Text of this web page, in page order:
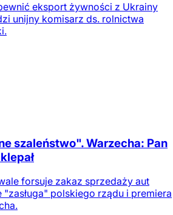
eksport żywności z Ukrainy
unijny komisarz ds. rolnictwa
szaleństwo". Warzecha: Pan
forsuje zakaz sprzedaży aut
polskiego rządu i premiera